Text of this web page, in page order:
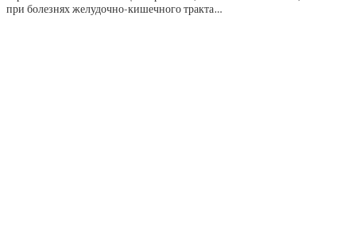
при болезнях желудоч­но-кишеч­ного трак­та…